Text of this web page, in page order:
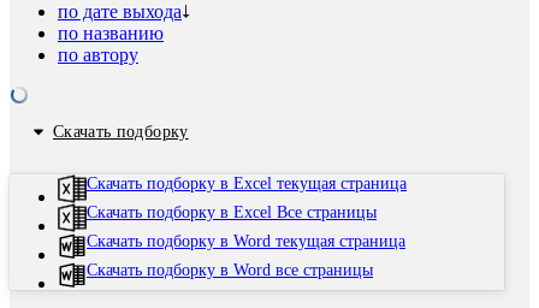
по дате выхода
по названию
по автору
Скачать подборку
Скачать подборку в Excel текущая страница
Скачать подборку в Excel Все страницы
Скачать подборку в Word текущая страница
Скачать подборку в Word все страницы